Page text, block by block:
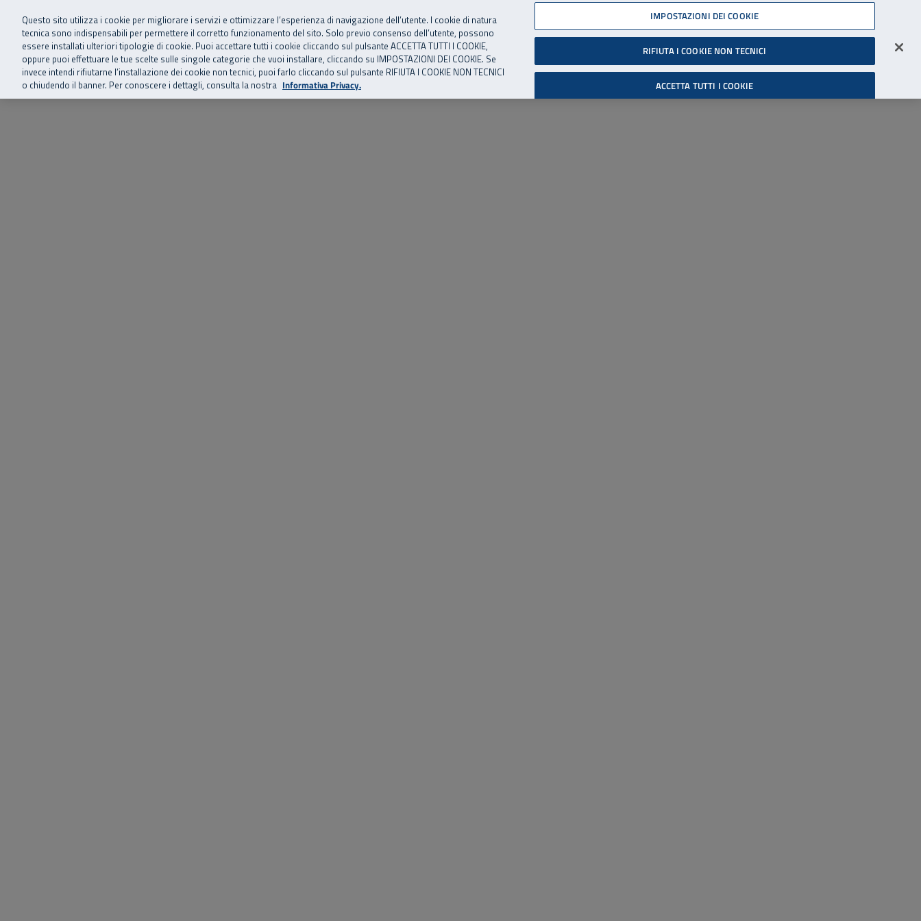
Vai al menu principale
Vai al contenuto principale
Vai al Footer 06 45539607
SuperAbile - il Contact Center Inail per il mondo della disabilità
Home Chi siamo Storie, news ed eventi Risorse utili Supporto Accessibilità
Cerca
Accedi all'area riservata
Questo sito utilizza i cookie per migliorare i servizi e ottimizzare l’esperienza di navigazione dell’utente. I cookie di natura
tecnica sono indispensabili per permettere il corretto funzionamento del sito. Solo previo consenso dell’utente, possono
essere installati ulteriori tipologie di cookie. Puoi accettare tutti i cookie cliccando sul pulsante ACCETTA TUTTI I COOKIE,
oppure puoi effettuare le tue scelte sulle singole categorie che vuoi installare, cliccando su IMPOSTAZIONI DEI COOKIE. Se
invece intendi rifiutarne l’installazione dei cookie non tecnici, puoi farlo cliccando sul pulsante RIFIUTA I COOKIE NON TECNICI
o chiudendo il banner. Per conoscere i dettagli, consulta la nostra Informativa Privacy.
IMPOSTAZIONI DEI COOKIE
RIFIUTA I COOKIE NON TECNICI
ACCETTA TUTTI I COOKIE